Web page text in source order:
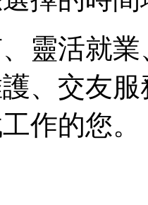
靈活就
、交友
作的您。